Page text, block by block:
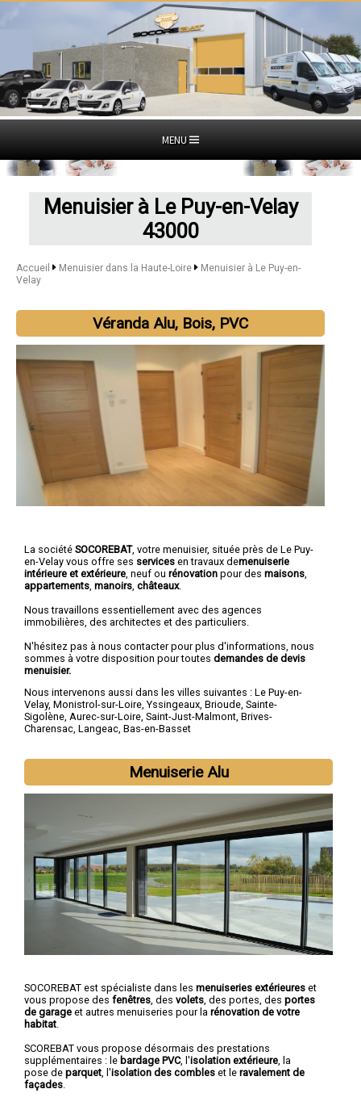
MENU
Menuisier à Le Puy-en-Velay
43000
Accueil Menuisier dans la Haute-Loire
Menuisier à Le Puy-en-
Velay
Véranda Alu, Bois, PVC
La société SOCOREBAT, votre menuisier, située près de Le Puy-
en-Velay vous offre ses services en travaux demenuiserie
intérieure et extérieure , neuf ou rénovation pour des maisons
appartements manoirs châteaux.
Nous travaillons essentiellement avec des agences
immobilières, des architectes et des particuliers.
N'hésitez pas à nous contacter pour plus d'informations, nous
sommes à votre disposition pour toutes demandes de devis
menuisier.
Nous intervenons aussi dans les villes suivantes : Le Puy-en-
Velay, Monistrol-sur-Loire, Yssingeaux, Brioude, Sainte-
Sigolène, Aurec-sur-Loire, Saint-Just-Malmont, Brives-
Charensac, Langeac, Bas-en-Basset
Menuiserie Alu
SOCOREBAT est spécialiste dans les menuiseries extérieures et
vous propose des fenêtres , des volets , des portes, des portes
de garage et autres menuiseries pour la rénovation de votre
habitat
SCOREBAT vous propose désormais des prestations
supplémentaires : le bardage PVC, l'isolation extérieure , la
pose de parquet , l'isolation des combles et le ravalement de
façades